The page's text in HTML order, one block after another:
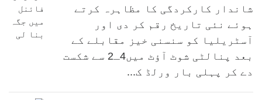
شاندار کارکردگی کا مظاہرہ کرتے
ہوئے نئی تاریخ رقم کر دی اور
آسٹریلیا کو سنسنی خیز مقابلے کے
بعد پنالٹی شوٹ آؤٹ میں4ـ2 سے شکست
دے کر پہلی بار ورلڈ ک...